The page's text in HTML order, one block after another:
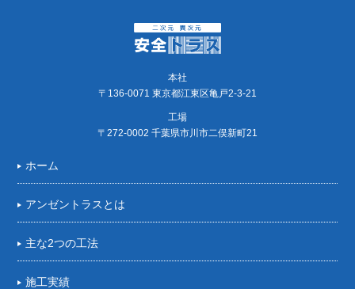
本社
〒136-0071 東京都江東区亀戸2-3-21
工場
〒272-0002 千葉県市川市二俣新町21
ホーム
アンゼントラスとは
主な2つの工法
施工実績